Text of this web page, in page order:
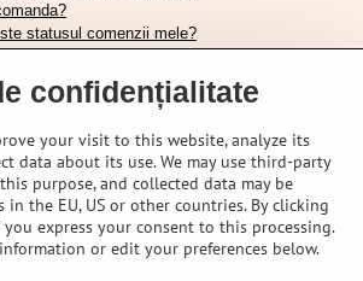
statusul comenzii mele?
comanda. Cum pot face asta?
pentru încălțămintea Shimano.
potrivită?
potrivită a căștii?
Shimano.
tubeless Schwalbe.
confidențialitate
your visit to this website, analyze its
data about its use. We may use third-party
purpose, and collected data may be
the EU, US or other countries. By clicking
you express your consent to this processing.
or edit your preferences below.